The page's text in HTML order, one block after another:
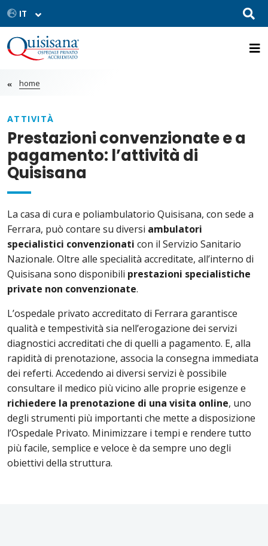
home
ATTIVITÀ
Prestazioni convenzionate e a
pagamento: l’attività di
Quisisana
La casa di cura e poliambulatorio Quisisana, con sede a
Ferrara, può contare su diversi ambulatori
specialistici convenzionati con il Servizio Sanitario
Nazionale. Oltre alle specialità accreditate, all’interno di
Quisisana sono disponibili prestazioni specialistiche
private non convenzionate.
L’ospedale privato accreditato di Ferrara garantisce
qualità e tempestività sia nell’erogazione dei servizi
diagnostici accreditati che di quelli a pagamento. E, alla
rapidità di prenotazione, associa la consegna immediata
dei referti. Accedendo ai diversi servizi è possibile
consultare il medico più vicino alle proprie esigenze e
richiedere la prenotazione di una visita online, uno
degli strumenti più importanti che mette a disposizione
l’Ospedale Privato. Minimizzare i tempi e rendere tutto
più facile, semplice e veloce è da sempre uno degli
obiettivi della struttura.